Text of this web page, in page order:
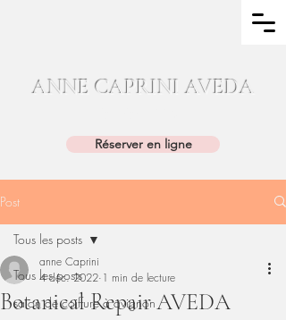
ANNE CAPRINI AVEDA
Réserver en ligne
Post
Tous les posts
salon de coiffure à avignon
Tous les posts
Botanical Repair AVEDA
anne Caprini
4 déc. 2022 1 min de lecture